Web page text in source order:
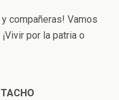
compañeras! Vamos
por la patria o